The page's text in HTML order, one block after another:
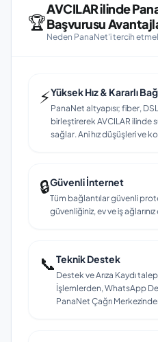
🏆
AVCILAR ilinde
Başvurusu
Neden PanaNet'i tercih
⚡Yüksek Hız & Kararlı
PanaNet altyapısı; fiber,
birleştirerek AVCILAR ilinde
sağlar. Ani hız düşüşleri ve
🔒Güvenli İnternet
Tüm bağlantılar güvenli
güvenliğiniz, ev ve iş
📞Teknik Destek
Destek ve Arıza Kaydı
İşlemlerden, WhatsApp
PanaNet Çağrı